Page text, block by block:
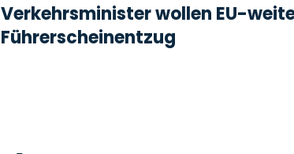
Verkehrsminister wollen EU-
Führerscheinentzug